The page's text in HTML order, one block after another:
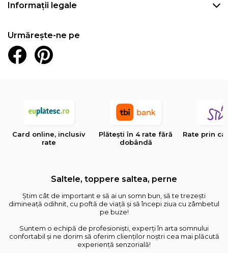
Informații legale
Urmărește-ne pe
Card online, inclusiv
rate
Plătești în 4 rate fără
dobândă
Rate prin
Saltele, toppere saltea, perne
Știm cât de important e să ai un somn bun, să te trezești
dimineață odihnit, cu poftă de viață și să începi ziua cu zâmbetul
pe buze!
Suntem o echipă de profesioniști, experți în arta somnului
confortabil și ne dorim să oferim clienților noștri cea mai plăcută
experiență senzorială!